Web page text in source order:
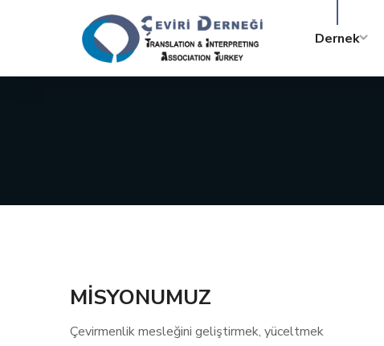
Dernek
MİSYONUMUZ
Çevirmenlik mesleğini geliştirmek, yüceltmek